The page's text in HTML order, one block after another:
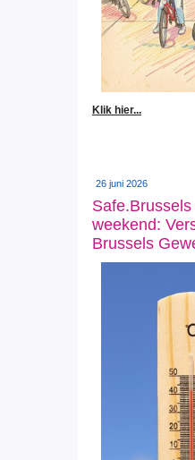
Klik hier...
26 juni 2026
weekend:
Brussels